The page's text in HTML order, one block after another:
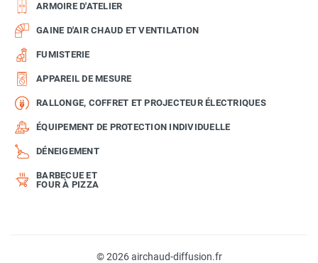
ARMOIRE D'ATELIER
GAINE D'AIR CHAUD ET VENTILATION
FUMISTERIE
APPAREIL DE MESURE
RALLONGE, COFFRET ET PROJECTEUR ÉLECTRIQUES
ÉQUIPEMENT DE PROTECTION INDIVIDUELLE
DÉNEIGEMENT
BARBECUE ET
FOUR À PIZZA
© 2026 airchaud-diffusion.fr